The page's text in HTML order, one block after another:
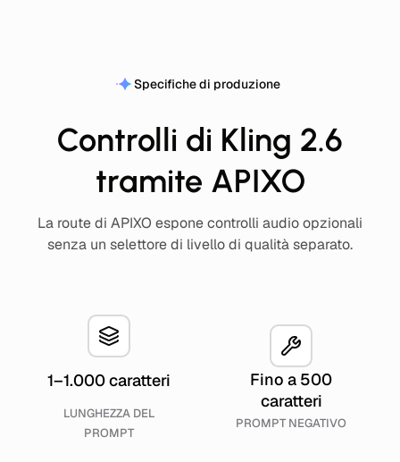
Specifiche di produzione
Controlli di Kling 2.6
tramite APIXO
La route di APIXO espone controlli audio opzionali
senza un selettore di livello di qualità separato.
1–1.000 caratteri
LUNGHEZZA DEL
PROMPT
Fino a 500
caratteri
PROMPT NEGATIVO